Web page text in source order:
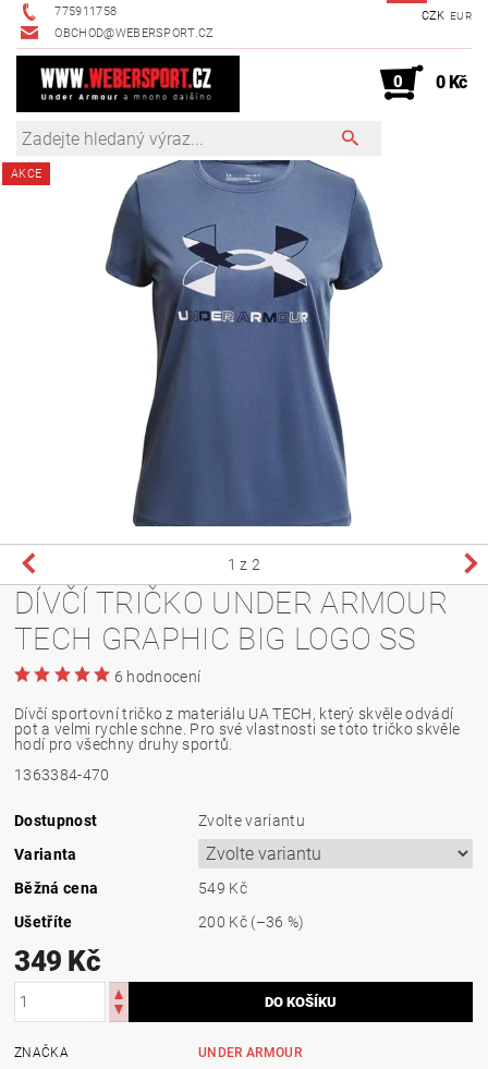
775911758
OBCHOD@WEBERSPORT.CZ
CZK EUR
0 0 Kč
AKCE
1 z 2
DÍVČÍ TRIČKO UNDER ARMOUR
TECH GRAPHIC BIG LOGO SS
6 hodnocení
Dívčí sportovní tričko z materiálu UA TECH, který skvěle odvádí
pot a velmi rychle schne. Pro své vlastnosti se toto tričko skvěle
hodí pro všechny druhy sportů.
1363384-470
Dostupnost
Zvolte variantu
Varianta
Běžná cena
549 Kč
Ušetříte
200 Kč (–36 %)
349 Kč
ZNAČKA
UNDER ARMOUR